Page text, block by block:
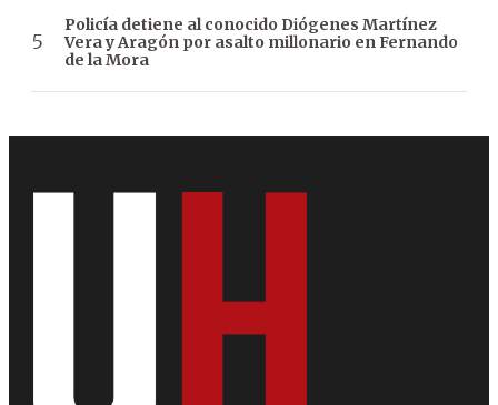
Policía detiene al conocido Diógenes Martínez
Vera y Aragón por asalto millonario en Fernando
de la Mora